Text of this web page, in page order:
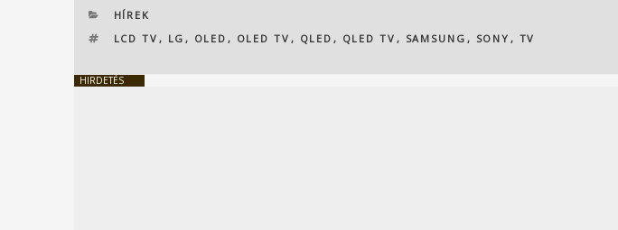
KATEGÓRIÁK
HÍREK
CÍMKÉK
LCD TV , LG , OLED , OLED TV , QLED , QLED TV , SAMSUNG , SONY , TV
HIRDETÉS